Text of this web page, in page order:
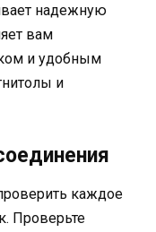
надежную
вам
и удобным
и
каждое
Проверьте